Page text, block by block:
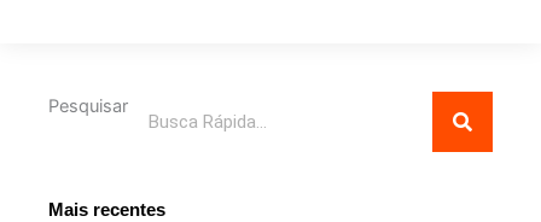
Pesquisar
Mais recentes